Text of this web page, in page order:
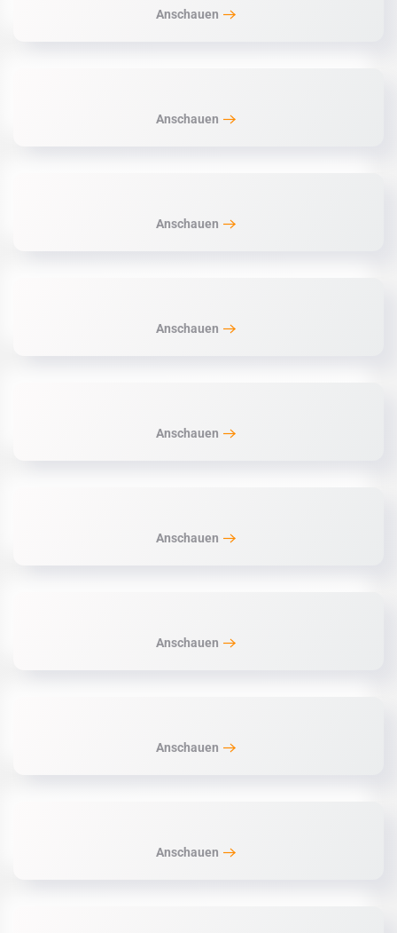
Anschauen
Anschauen
Anschauen
Anschauen
Anschauen
Anschauen
Anschauen
Anschauen
Anschauen